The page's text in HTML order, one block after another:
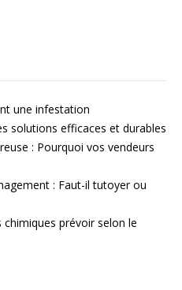
une infestation
solutions efficaces et durables
: Pourquoi vos vendeurs
: Faut-il tutoyer ou
prévoir selon le